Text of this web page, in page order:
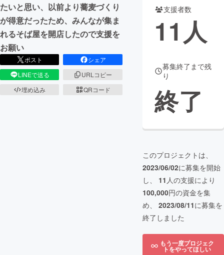
たいと思い、以前より蕎麦づくり
が得意だったため、みんなが集ま
れるそば屋を開店したので支援を
お願い
ポスト
シェア
LINEで送る
URLコピー
埋め込み
QRコード
支援者数
11 人
募集終了まで残
り
終了
このプロジェクトは、
2023/06/02に募集を開始
し、 11 人の支援により
100,000円の資金を集
め、 2023/08/11に募集を
終了しました
もう一度プロジェク
トをやってほしい